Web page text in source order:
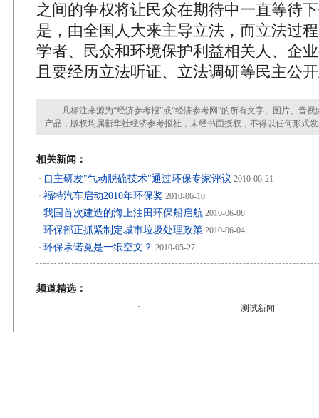
之间的争权将让民众在期待中一直等待
是，由全国人大来主导立法，而立法过
学者、民众和环境保护利益相关人、企
且要经历立法听证、立法调研等民主公
凡标注来源为“经济参考报”或“经济参考网”的所有文字、图片、音视
产品，版权均属新华社经济参考报社，未经书面授权，不得以任何形式
相关新闻：
· 自主研发"气动脱硫技术"通过环保专家评议 2010-06-21
· 福特汽车启动2010年环保奖 2010-06-10
· 我国首次建造的海上油田环保船启航 2010-06-08
· 环保部正抓紧制定城市垃圾处理政策 2010-06-04
· 环保承诺竟是一纸空文？ 2010-05-27
频道精选：
· 测试新闻